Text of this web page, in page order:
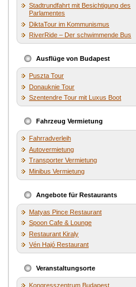
Stadtrundfahrt mit Besichtigung des
Parlamentes
DiktaTour im Kommunismus
RiverRide – Der schwimmende Bus
Ausflüge von Budapest
Puszta Tour
Donauknie Tour
Szentendre Tour mit Luxus Boot
Fahrzeug Vermietung
Fahrradverleih
Autovermietung
Transporter Vermietung
Minibus Vermietung
Angebote für Restaurants
Matyas Pince Restaurant
Spoon Cafe & Lounge
Restaurant Kiraly
Vén Hajó Restaurant
Veranstaltungsorte
Kongresszentrum Budapest